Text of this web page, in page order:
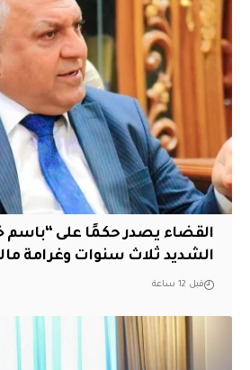
القضاء يصدر حكمًا على
الشديد ثلاث سنوات وغرامة
قبل 12 ساعة